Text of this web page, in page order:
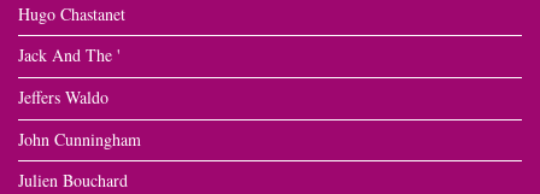
Hugo Chastanet
Jack And The '
Jeffers Waldo
John Cunningham
Julien Bouchard